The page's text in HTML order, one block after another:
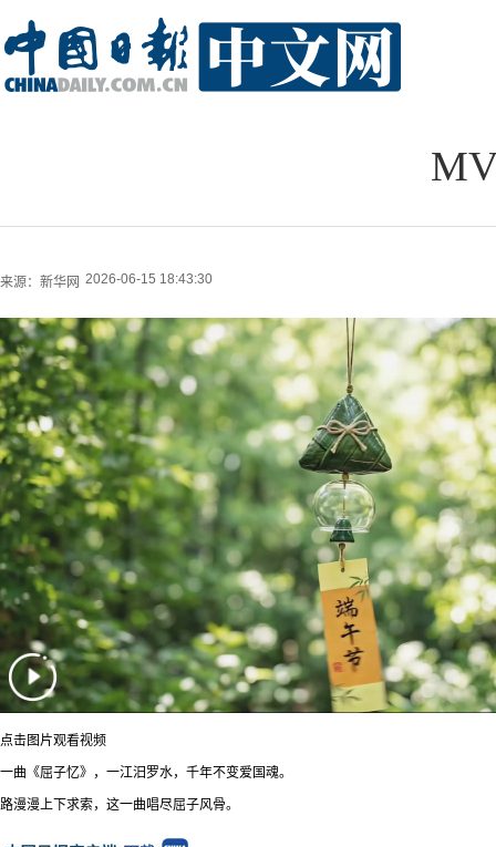
来源： 新华网 2026-06-15 18:43:30
点击图片观看视频
一曲《屈子忆》，一江汨罗水，千年不变爱国魂。
路漫漫上下求索，这一曲唱尽屈子风骨。